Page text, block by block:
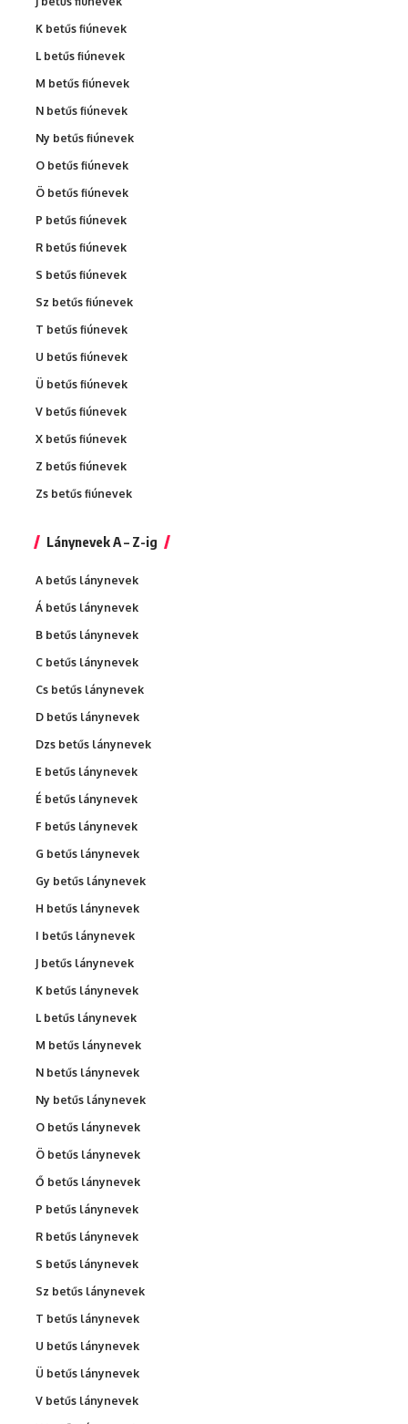
K betűs fiúnevek
L betűs fiúnevek
M betűs fiúnevek
N betűs fiúnevek
Ny betűs fiúnevek
O betűs fiúnevek
Ö betűs fiúnevek
P betűs fiúnevek
R betűs fiúnevek
S betűs fiúnevek
Sz betűs fiúnevek
T betűs fiúnevek
U betűs fiúnevek
Ü betűs fiúnevek
V betűs fiúnevek
X betűs fiúnevek
Z betűs fiúnevek
Zs betűs fiúnevek
Lánynevek A – Z-ig
A betűs lánynevek
Á betűs lánynevek
B betűs lánynevek
C betűs lánynevek
Cs betűs lánynevek
D betűs lánynevek
Dzs betűs lánynevek
E betűs lánynevek
É betűs lánynevek
F betűs lánynevek
G betűs lánynevek
Gy betűs lánynevek
H betűs lánynevek
I betűs lánynevek
J betűs lánynevek
K betűs lánynevek
L betűs lánynevek
M betűs lánynevek
N betűs lánynevek
Ny betűs lánynevek
O betűs lánynevek
Ö betűs lánynevek
Ő betűs lánynevek
P betűs lánynevek
R betűs lánynevek
S betűs lánynevek
Sz betűs lánynevek
T betűs lánynevek
U betűs lánynevek
Ü betűs lánynevek
V betűs lánynevek